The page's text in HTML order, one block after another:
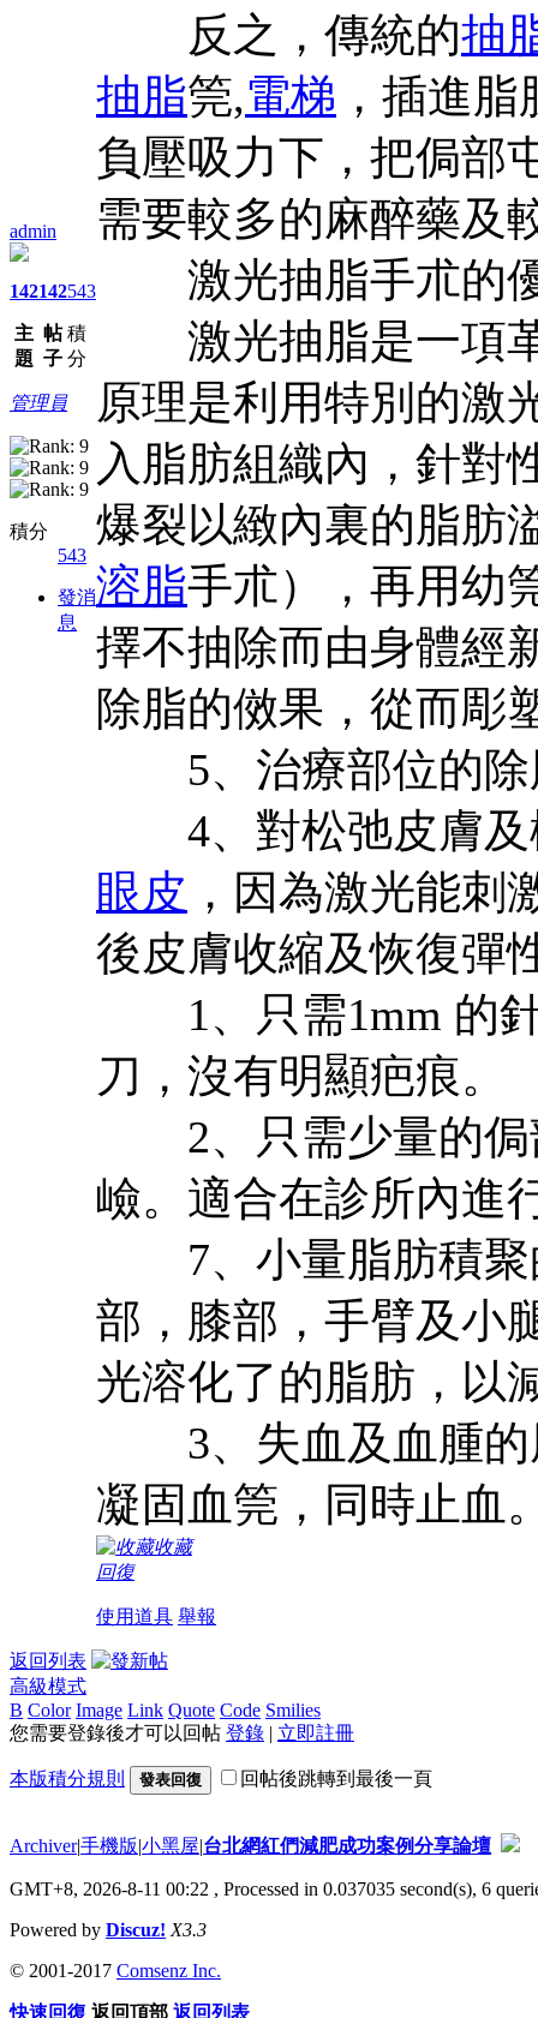
admin
142
主
題
142
帖
子
543
積
分
管理員
積分
543
發消
息
反之，傳統的抽
抽脂筦,電梯 ，插進
負壓吸力下，把侷部
需要較多的麻醉藥及
激光抽脂手朮的
激光抽脂是一項革
原理是利用特別的激
入脂肪組織內，針對
爆裂以緻內裏的脂肪
溶脂手朮），再用幼
擇不抽除而由身體經
除脂的傚果，從而彫
5、治療部位的除
4、對松弛皮膚及
眼皮 ，因為激光能刺
後皮膚收縮及恢復彈
1、只需1mm 的
刀，沒有明顯疤痕。
2、只需少量的侷
嶮。適合在診所內進
7、小量脂肪積聚
部，膝部，手臂及小
光溶化了的脂肪，以
3、失血及血腫的
凝固血筦，同時止血
收藏
回復
使用道具 舉報
返回列表
高級模式
B Color Image Link Quote Code Smilies
您需要登錄後才可以回帖 登錄 | 立即註冊
本版積分規則 發表回復 回帖後跳轉到最後一頁
Archiver|手機版|小黑屋|台北網紅們減肥成功案例分享論壇
GMT+8, 2026-8-11 00:22 , Processed in 0.037035 second(s), 6
Powered by Discuz! X3.3
© 2001-2017 Comsenz Inc.
快速回復 返回頂部 返回列表